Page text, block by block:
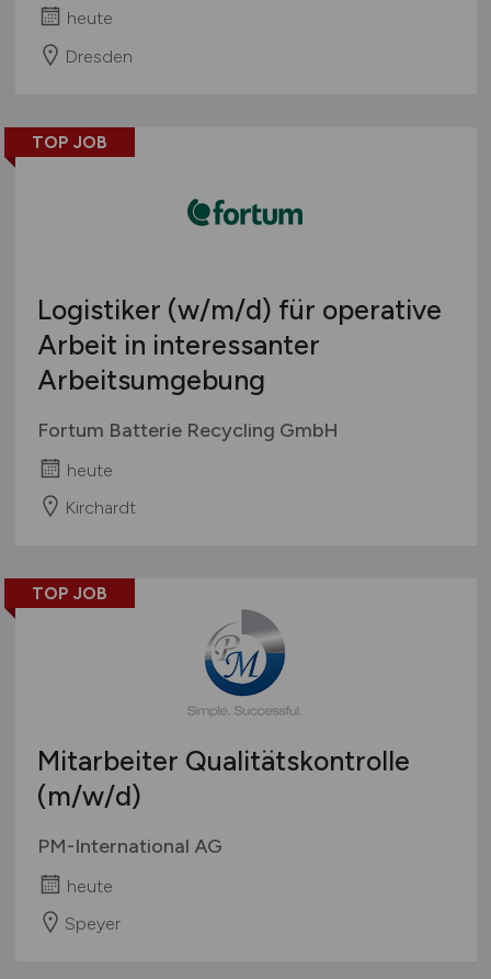
heute
Dresden
TOP JOB
Logistiker (w/m/d) für operative
Arbeit in interessanter
Arbeitsumgebung
Fortum Batterie Recycling GmbH
heute
Kirchardt
TOP JOB
Mitarbeiter Qualitätskontrolle
(m/w/d)
PM-International AG
heute
Speyer